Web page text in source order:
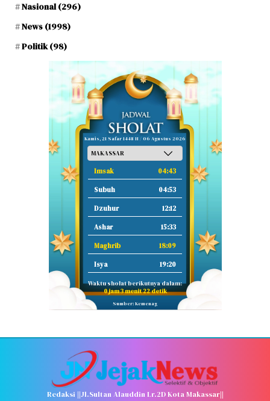
Nasional(296)
News (1998)
Politik(98)
Kamis, 21 Safar 1448 H / 06 Agustus 2026
Imsak 04:43
Subuh 04:53
Dzuhur 12:12
Ashar 15:33
Maghrib 18:09
Isya 19:20
Waktu sholat berikutnya dalam:
0 jam 3 menit 21 detik
Sumber: Kemenag
Redaksi ||Jl.Sultan Alauddin Lr.2D Kota Makassar||